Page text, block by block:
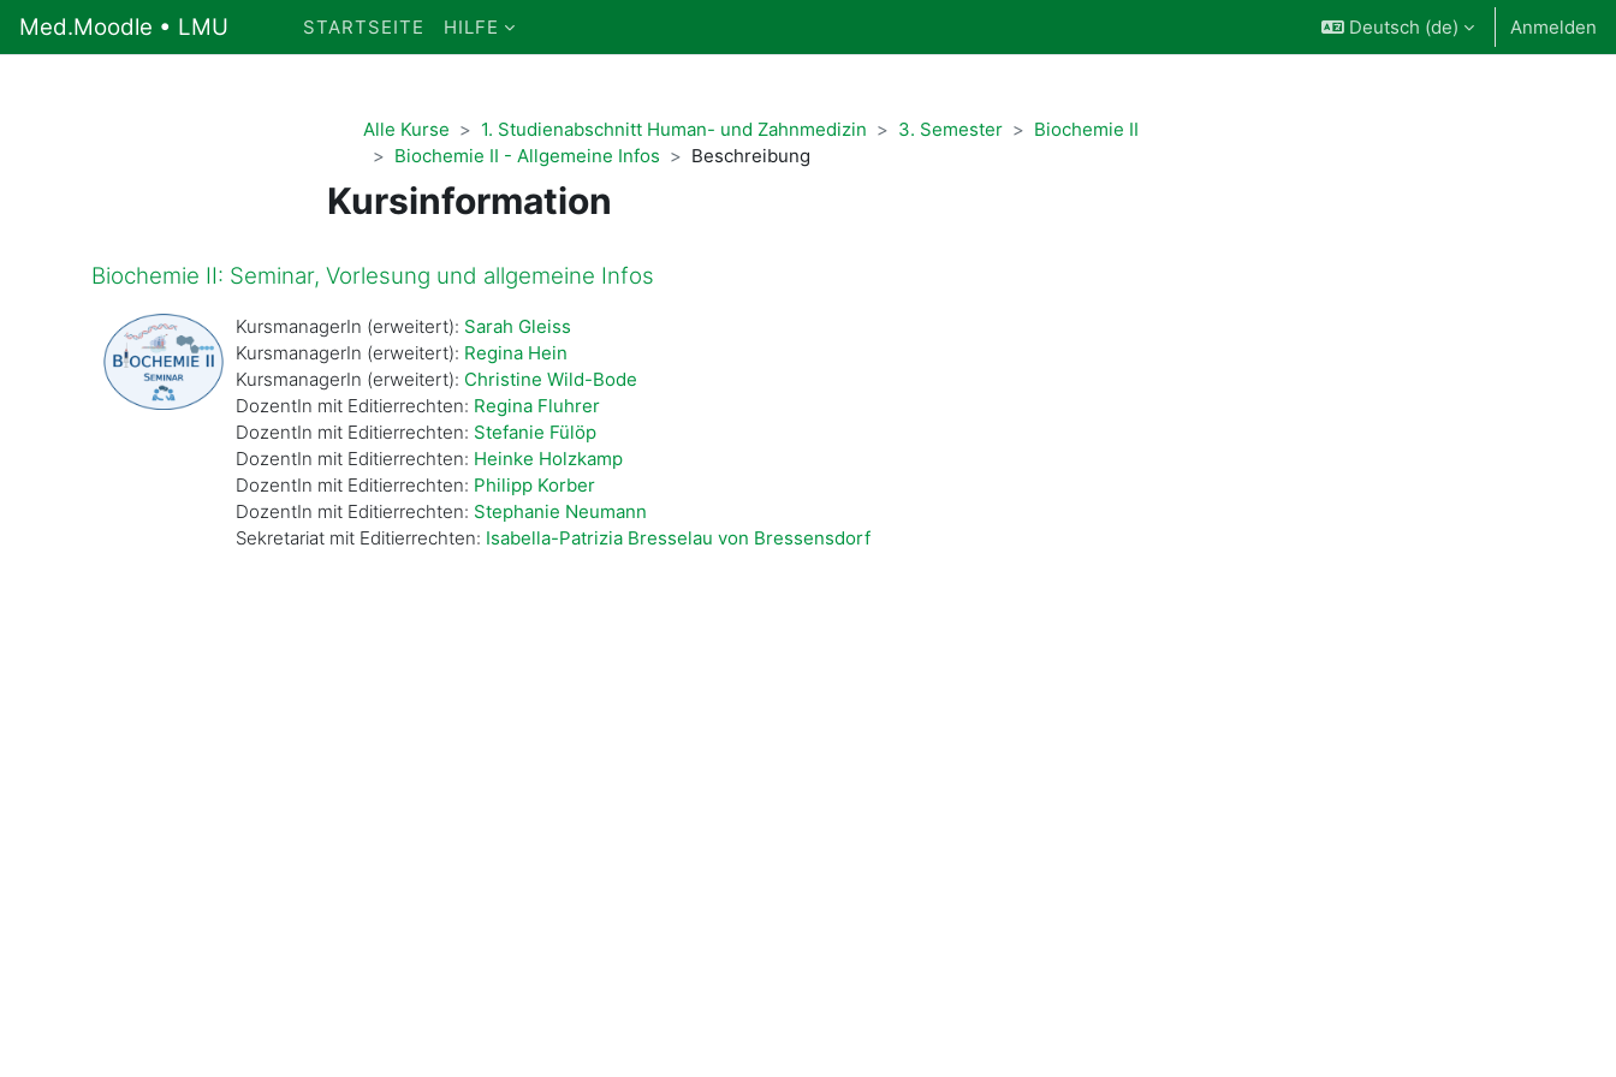
Med.Moodle • LMU STARTSEITE HILFE Deutsch ‎(de)‎ Anmelden
Alle Kurse 1. Studienabschnitt Human- und Zahnmedizin 3. Semester
Biochemie II
Biochemie II - Allgemeine Infos
Beschreibung
Kursinformation
Biochemie II: Seminar, Vorlesung und allgemeine Infos
KursmanagerIn (erweitert): Sarah Gleiss
KursmanagerIn (erweitert): Regina Hein
KursmanagerIn (erweitert): Christine Wild-Bode
DozentIn mit Editierrechten: Regina Fluhrer
DozentIn mit Editierrechten: Stefanie Fülöp
DozentIn mit Editierrechten: Heinke Holzkamp
DozentIn mit Editierrechten: Philipp Korber
DozentIn mit Editierrechten: Stephanie Neumann
Sekretariat mit Editierrechten: Isabella-Patrizia Bresselau von Bressensdorf